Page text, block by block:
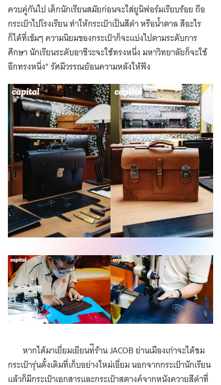
ควบคู่กันไป เด็กนักเรียนสมัยก่อนจะใส่ยูนิฟอร์มเรียบร้อย ถือ
กระเป๋าไปโรงเรียน ทำให้กระเป๋าเป็นสีดำ หรือน้ำตาล สีอะไร
ก็ได้ที่เข้มๆ ความนิยมของกระเป๋าก็จะแบ่งไปตามระดับการ
ศึกษา นักเรียนระดับอาชีวะจะใช้ทรงหนึ่ง มหาวิทยาลัยก็จะใช้
อีกทรงหนึ่ง” รัศมีวรรณย้อนความหลังให้ฟัง
หากได้มาเยี่ยมเยียนท่ีร้าน JACOB ย่านเมืองเก่าจะได้ชม
กระเป๋ารุ่นดั้งเดิมที่เก็บอย่างใหม่เอี่ยม นอกจากกระเป๋านักเรียน
แล้วก็มีกระเป๋าเอกสารและกระเป๋าสตางค์จากหนังควายสีดำที่